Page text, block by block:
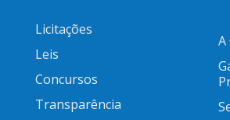
Licitações
Leis
Concursos
Transparência
A